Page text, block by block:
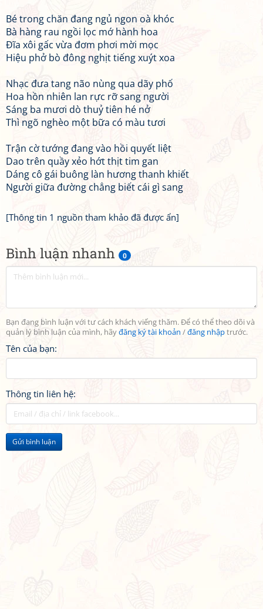
Bình luận nhanh 0
Bạn đang bình luận với tư cách khách viếng thăm. Để có thể theo dõi và
quản lý bình luận của mình, hãyđăng ký tài khoản /đăng nhậptrước.
Tên của bạn:
Thông tin liên hệ:
Gửi bình luận
Bé trong chăn đang ngủ ngon oà khóc
Bà hàng rau ngồi lọc mớ hành hoa
Đĩa xôi gấc vừa đơm phơi mời mọc
Hiệu phở bò đông nghịt tiếng xuýt xoa
Nhạc đưa tang não nùng qua dãy phố
Hoa hồn nhiên lan rực rỡ sang người
Sáng ba mươi dò thuỷ tiên hé nở
Thì ngõ nghèo một bữa có màu tươi
Trận cờ tướng đang vào hồi quyết liệt
Dao trên quầy xẻo hớt thịt tim gan
Dáng cô gái buông làn hương thanh khiết
Người giữa đường chẳng biết cái gì sang
[Thông tin 1 nguồn tham khảo đã được ẩn]